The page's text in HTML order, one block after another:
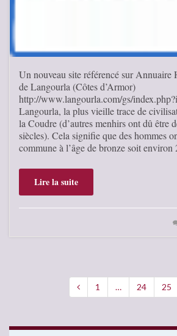
Un nouveau site référencé sur
de Langourla (Côtes d’Armor)
http://www.langourla.com/gs/
Langourla, la plus vieille trace de
la Coudre (d’autres menhirs ont dû être
siècles). Cela signifie que des hommes
commune à l’âge de bronze soit
Lire la suite
1 … 24 25